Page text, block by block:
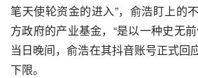
笔天使轮资金的进入”，俞浩盯上的
方政府的产业基金，“是以一种史无前
当日晚间，俞浩在其抖音账号正式回
下限。